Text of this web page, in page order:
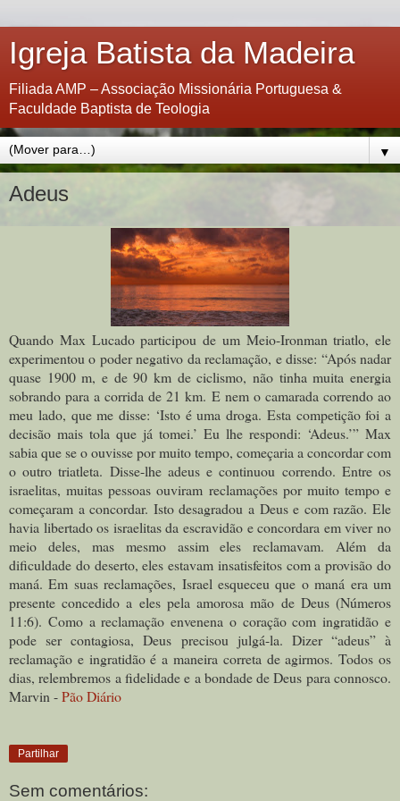
Igreja Batista da Madeira
Filiada AMP – Associação Missionária Portuguesa &
Faculdade Baptista de Teologia
▼
Adeus
Quando Max Lucado participou de um Meio-Ironman triatlo, ele
experimentou o poder negativo da reclamação, e disse: “Após nadar
quase 1900 m, e de 90 km de ciclismo, não tinha muita energia
sobrando para a corrida de 21 km. E nem o camarada correndo ao
meu lado, que me disse: ‘Isto é uma droga. Esta competição foi a
decisão mais tola que já tomei.’ Eu lhe respondi: ‘Adeus.’” Max
sabia que se o ouvisse por muito tempo, começaria a concordar com
o outro triatleta. Disse-lhe adeus e continuou correndo. Entre os
israelitas, muitas pessoas ouviram reclamações por muito tempo e
começaram a concordar. Isto desagradou a Deus e com razão. Ele
havia libertado os israelitas da escravidão e concordara em viver no
meio deles, mas mesmo assim eles reclamavam. Além da
dificuldade do deserto, eles estavam insatisfeitos com a provisão do
maná. Em suas reclamações, Israel esqueceu que o maná era um
presente concedido a eles pela amorosa mão de Deus (Números
11:6). Como a reclamação envenena o coração com ingratidão e
pode ser contagiosa, Deus precisou julgá-la. Dizer “adeus” à
reclamação e ingratidão é a maneira correta de agirmos. Todos os
dias, relembremos a fidelidade e a bondade de Deus para connosco.
Marvin -Pão Diário
Partilhar
Sem comentários: